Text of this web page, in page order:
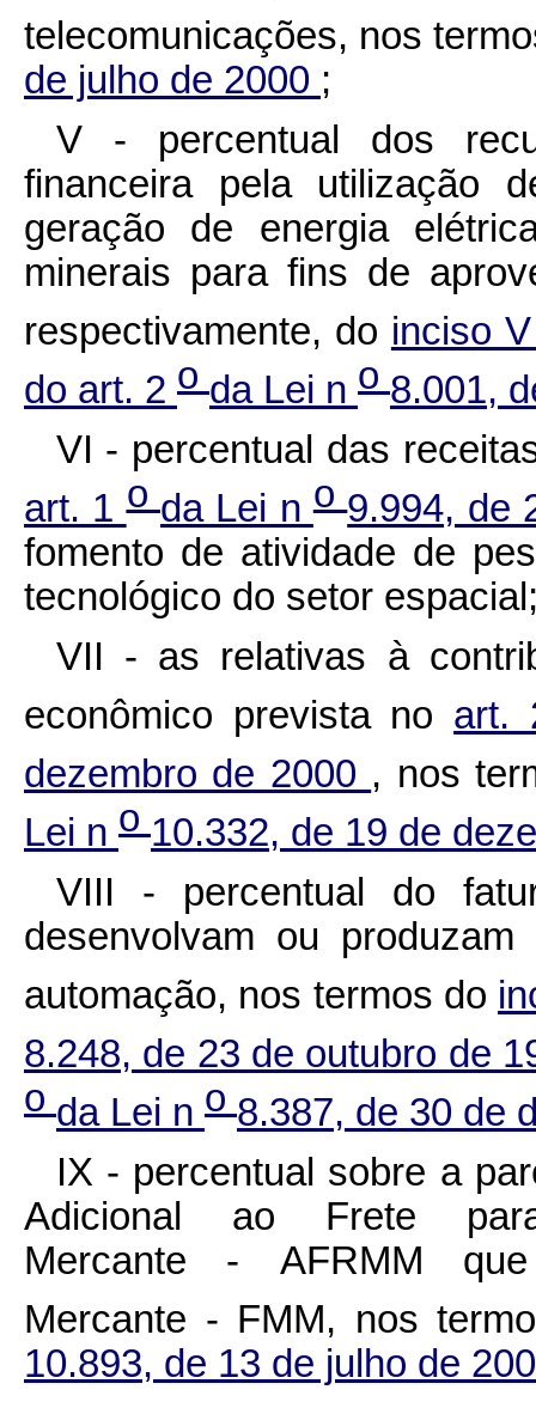
telecomunicações, nos
de julho de 2000 ;
V - percentual dos
financeira pela utilização
geração de energia
minerais para fins de
respectivamente, do inciso
do art. 2 o da Lei n o 8.001,
VI - percentual das
art. 1o da Lei no 9.994, de
fomento de atividade de
tecnológico do setor
VII - as relativas à
econômico prevista no
dezembro de 2000 , nos
Lei n o 10.332, de 19 de
VIII - percentual do
desenvolvam ou
automação, nos termos do
8.248, de 23 de outubro de
o da Lei n o 8.387, de 30 de
IX - percentual sobre a
Adicional ao Frete
Mercante - AFRMM
Mercante - FMM, nos
10.893, de 13 de julho de